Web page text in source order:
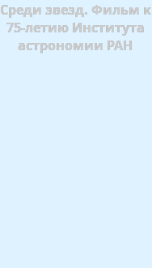
Среди звезд. Фильм к
75-летию Института
астрономии РАН